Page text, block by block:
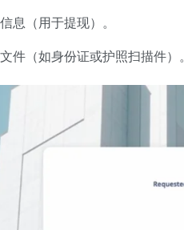
息（用于提现）。
件（如身份证或护照扫描件）。